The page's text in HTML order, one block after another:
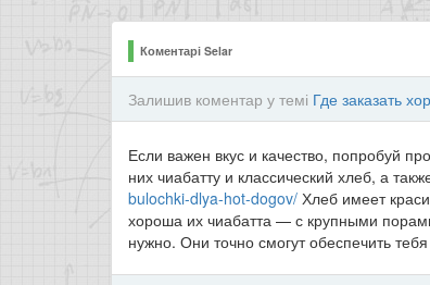
Коментарі Selar
Залишив коментар у темі Где заказать
Если важен вкус и качество, попробуй
них чиабатту и классический хлеб, а
bulochki-dlya-hot-dogov/ Хлеб имеет
хороша их чиабатта — с крупными
нужно. Они точно смогут обеспечить